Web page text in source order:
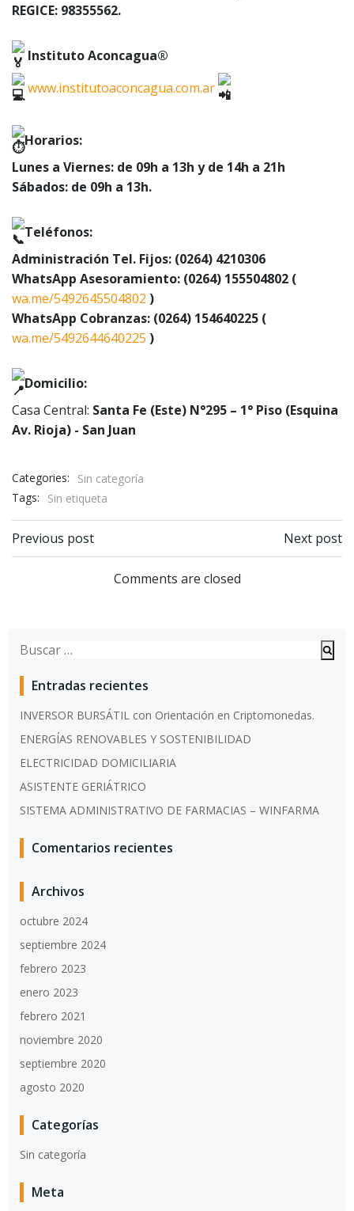
REGICE: 98355562.
Instituto Aconcagua®
www.institutoaconcagua.com.ar
Horarios:
Lunes a Viernes: de 09h a 13h y de 14h a 21h
Sábados: de 09h a 13h.
Teléfonos:
Administración Tel. Fijos: (0264) 4210306
WhatsApp Asesoramiento: (0264) 155504802 (
wa.me/5492645504802 )
WhatsApp Cobranzas: (0264) 154640225 (
wa.me/5492644640225 )
Domicilio:
Casa Central: Santa Fe (Este) N°295 – 1° Piso (Esquina
Av. Rioja) - San Juan
Categories:
Sin categoría
Tags:
Sin etiqueta
Previous post Next post
Comments are closed
Buscar:
Entradas recientes
INVERSOR BURSÁTIL con Orientación en Criptomonedas.
ENERGÍAS RENOVABLES Y SOSTENIBILIDAD
ELECTRICIDAD DOMICILIARIA
ASISTENTE GERIÁTRICO
SISTEMA ADMINISTRATIVO DE FARMACIAS – WINFARMA
Comentarios recientes
Archivos
octubre 2024
septiembre 2024
febrero 2023
enero 2023
febrero 2021
noviembre 2020
septiembre 2020
agosto 2020
Categorías
Sin categoría
Meta